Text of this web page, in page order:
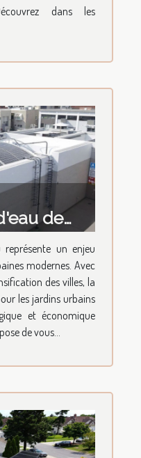
dans les
de
et
un enjeu
modernes. Avec
des villes, la
les jardins urbains
et économique
de vous...